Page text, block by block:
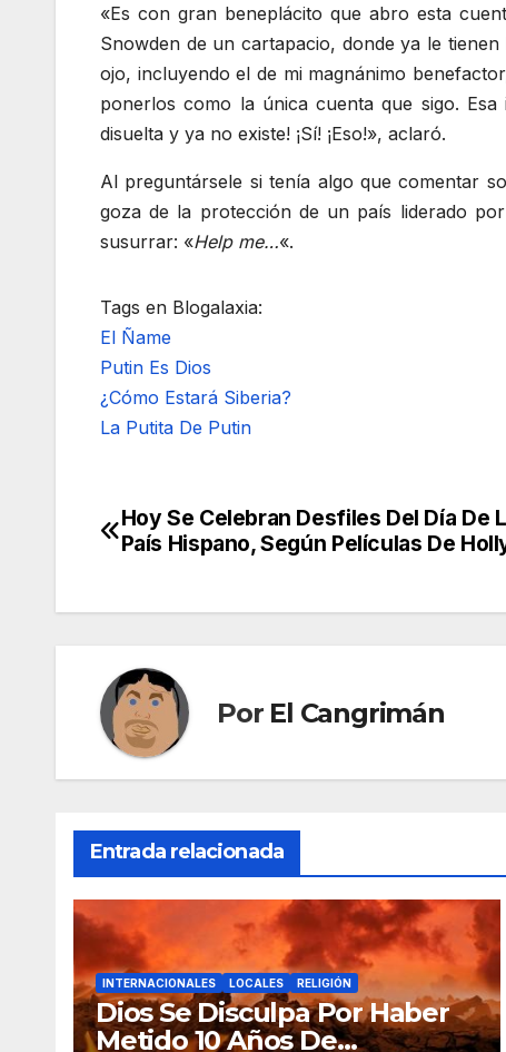
«Es con gran beneplácito que abro esta
Snowden de un cartapacio, donde ya le
ojo, incluyendo el de mi magnánimo
ponerlos como la única cuenta que sigo.
disuelta y ya no existe! ¡Sí! ¡Eso!», aclaró.
Al preguntársele si tenía algo que comentar
goza de la protección de un país liderado
susurrar: «Help me…«.
Tags en Blogalaxia:
El Ñame
Putin Es Dios
¿Cómo Estará Siberia?
La Putita De Putin
Navegación
entradas
Hoy Se Celebran Desfiles Del Día De
País Hispano, Según Películas De
Por El Cangrimán
Entrada relacionada
INTERNACIONALES LOCALES RELIGIÓN
Dios Se Disculpa Por Haber
Metido 10 Años De